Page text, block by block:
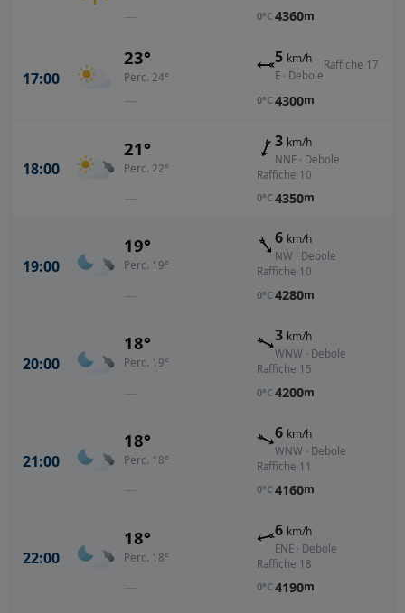
—
0°C 4360m
17:00
23°
Perc. 24°
—
5 km/h
E · Debole
Raffiche 17
0°C 4300m
18:00
21°
Perc. 22°
—
3 km/h
NNE · Debole
Raffiche 10
0°C 4350m
19:00
19°
Perc. 19°
—
6 km/h
NW · Debole
Raffiche 10
0°C 4280m
20:00
18°
Perc. 19°
—
3 km/h
WNW · Debole
Raffiche 15
0°C 4200m
21:00
18°
Perc. 18°
—
6 km/h
WNW · Debole
Raffiche 11
0°C 4160m
22:00
18°
Perc. 18°
—
6 km/h
ENE · Debole
Raffiche 18
0°C 4190m